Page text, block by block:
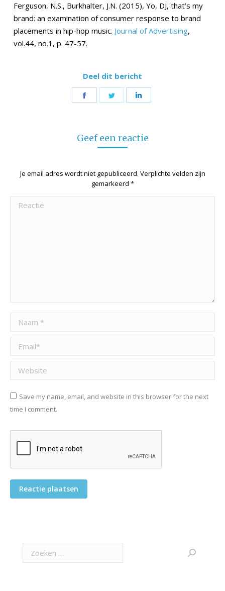
Ferguson, N.S., Burkhalter, J.N. (2015), Yo, DJ, that’s my
brand: an examination of consumer response to brand
placements in hip-hop music. Journal of Advertising,
vol.44, no.1, p. 47-57.
Deel dit bericht
Share
Share
Geef een reactie
Je email adres wordt niet gepubliceerd. Verplichte velden zijn
gemarkeerd *
Reactie
Naam *
Email *
Website
Save my name, email, and website in this browser for the next
time I comment.
Reactie plaatsen
Search: